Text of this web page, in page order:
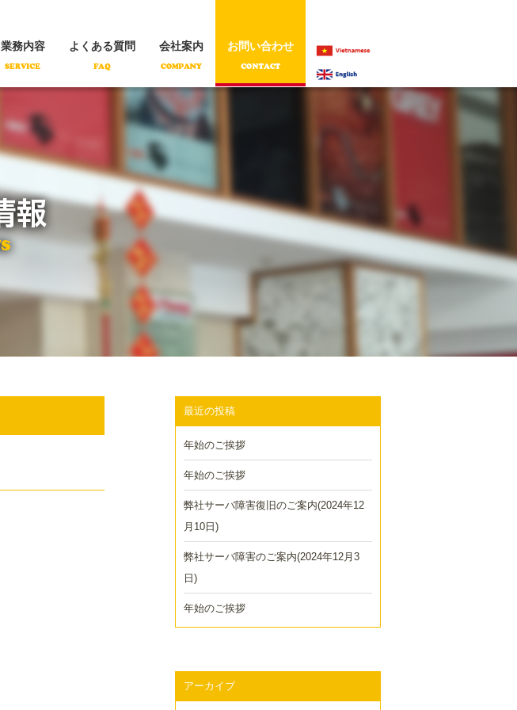
業務内容 よくある質問 会社案内 お問い合わせ
VIETNAMESE
ENGLISH
最近の投稿
年始のご挨拶
年始のご挨拶
弊社サーバ障害復旧のご案内(2024年12
月10日)
弊社サーバ障害のご案内(2024年12月3
日)
年始のご挨拶
アーカイブ